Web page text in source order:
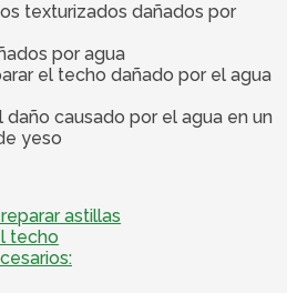
texturizados dañados por
por agua
el techo dañado por el agua
causado por el agua en un
yeso
astillas
techo